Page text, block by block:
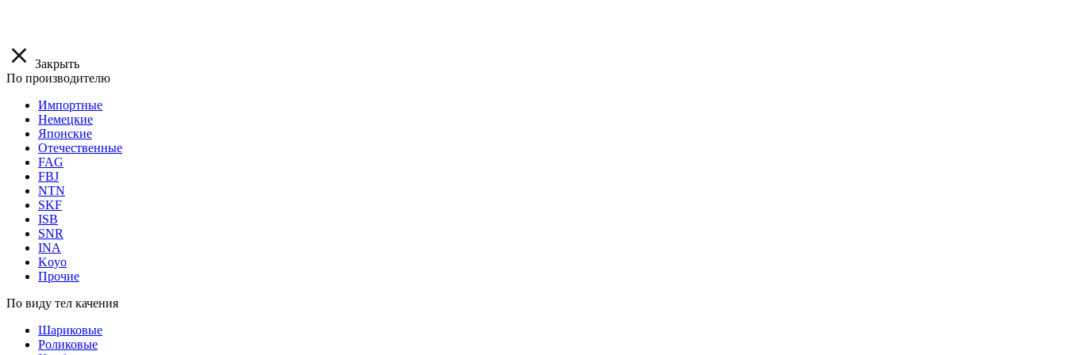
Закрыть
По производителю
Импортные
Немецкие
Японские
Отечественные
FAG
FBJ
NTN
SKF
ISB
SNR
INA
Koyo
Прочие
По виду тел качения
Шариковые
Роликовые